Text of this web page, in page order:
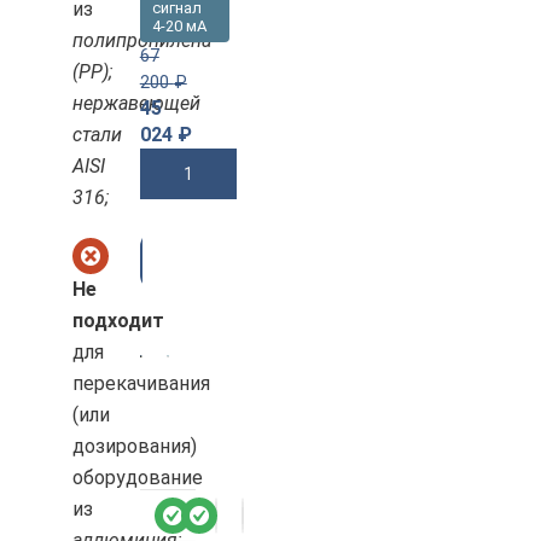
из
полипропилена
(PP);
нержавеющей
стали
AISI
316;
Не
подходит
для
перекачивания
(или
дозирования)
оборудование
из
сигнал
4-20 мА
67
200₽
45
024 ₽
В Корзину